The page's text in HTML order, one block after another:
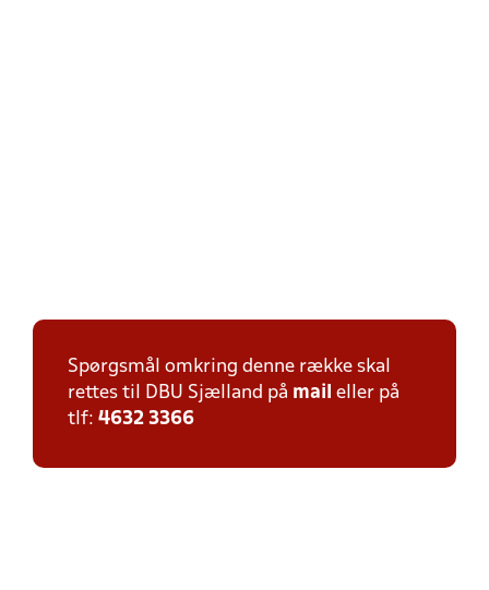
Spørgsmål omkring denne række skal
rettes til DBU Sjælland på mail eller på
tlf: 4632 3366